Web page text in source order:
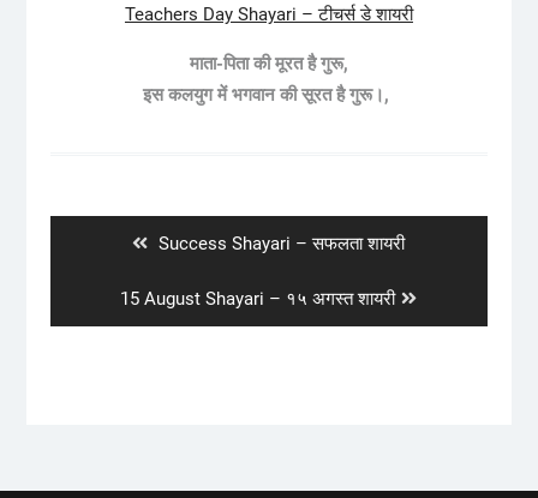
Teachers Day Shayari – टीचर्स डे शायरी
माता-पिता की मूरत है गुरू,
इस कलयुग में भगवान की सूरत है गुरू।,
Previous
Success Shayari – सफलता शायरी
Next
post:
15 August Shayari – १५ अगस्त शायरी